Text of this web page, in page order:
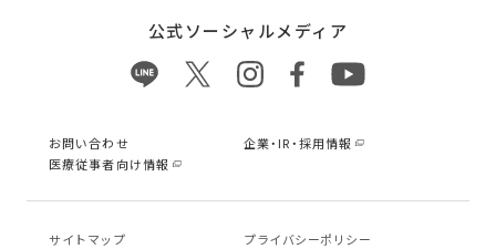
公式ソーシャルメディア
お問い合わせ
企業・IR・採用情報
医療従事者向け情報
サイトマップ
プライバシーポリシー